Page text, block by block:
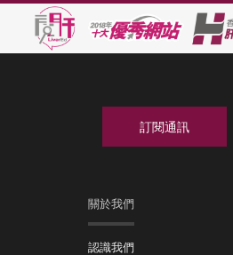
關於我們
認識我們